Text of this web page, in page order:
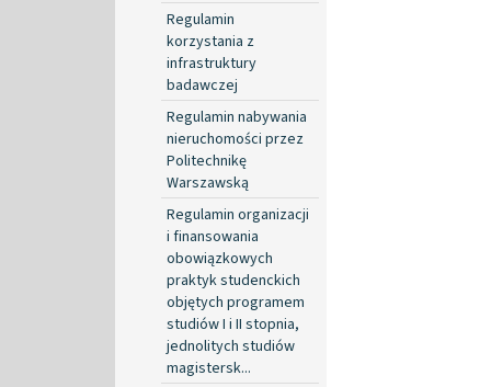
Regulamin
korzystania z
infrastruktury
badawczej
Regulamin nabywania
nieruchomości przez
Politechnikę
Warszawską
Regulamin organizacji
i finansowania
obowiązkowych
praktyk studenckich
objętych programem
studiów I i II stopnia,
jednolitych studiów
magistersk...